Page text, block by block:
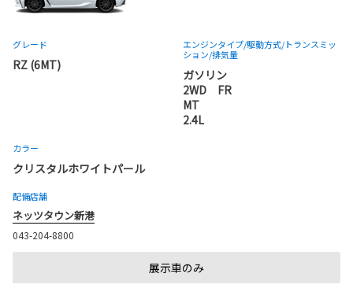
グレード
RZ (6MT)
エンジンタイプ/駆動方式/トランスミッ
ション/排気量
ガソリン
2WD FR
MT
2.4L
カラー
クリスタルホワイトパール
配備店舗
ネッツタウン新港
043-204-8800
展示車のみ